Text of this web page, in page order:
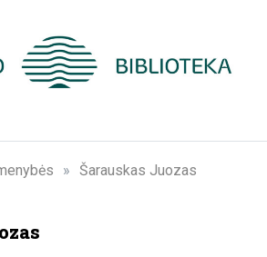
Kauno
atminimo
» Šarauskas Juozas